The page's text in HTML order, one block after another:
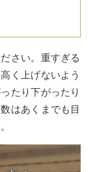
さい。重すぎる
く上げないよう
たり下がったり
はあくまでも目